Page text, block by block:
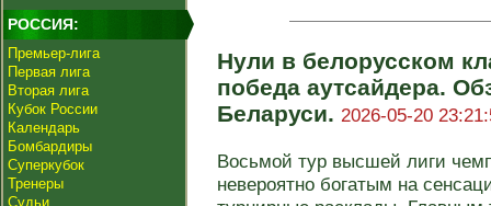
РОССИЯ:
Премьер-лига
Первая лига
Вторая лига
Кубок России
Календарь
Бомбардиры
Суперкубок
Тренеры
Судьи
Нули в белорусском
победа аутсайдера.
Беларуси. 2026-05-20
Восьмой тур высшей лиги
невероятно богатым на